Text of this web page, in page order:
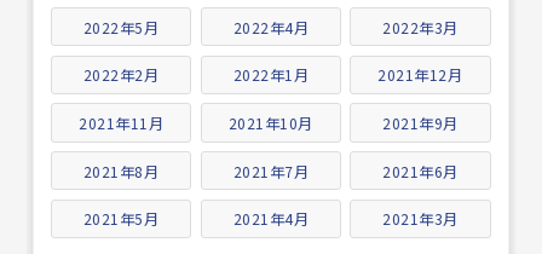
2022年5月 2022年4月 2022年3月
2022年2月 2022年1月 2021年12月
2021年11月 2021年10月 2021年9月
2021年8月 2021年7月 2021年6月
2021年5月 2021年4月 2021年3月